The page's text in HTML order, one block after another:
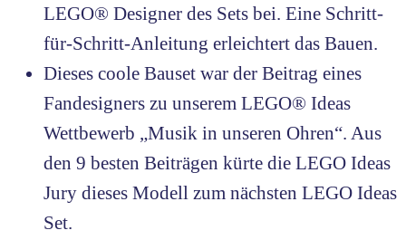
LEGO® Designer des Sets bei. Eine Schritt-
für-Schritt-Anleitung erleichtert das Bauen.
Dieses coole Bauset war der Beitrag eines
Fandesigners zu unserem LEGO® Ideas
Wettbewerb „Musik in unseren Ohren“. Aus
den 9 besten Beiträgen kürte die LEGO Ideas
Jury dieses Modell zum nächsten LEGO Ideas
Set.